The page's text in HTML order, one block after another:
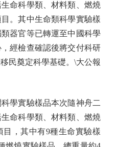
命科學類、材料類、燃燒
。其中生命類科學實驗樣
器官等已轉運至中國科學
經檢查確認後將交付科研
民奠定科學基礎。\大公報
實驗樣品本次隨神舟二
命科學類、材料類、燃燒
，其中有9種生命實驗樣